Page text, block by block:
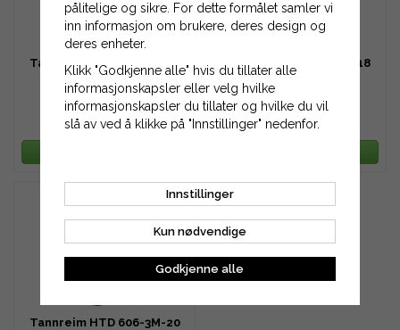
Tannreim HTD 606-3M-16
354 kr
Tannreim HTD 606-3M-18
398 kr
LEGG TIL HANDLEKURV
Tannreim HTD 606-3M-20
pålitelige og sikre. For dette formålet samler vi
inn informasjon om brukere, deres design og
deres enheter.
Klikk "Godkjenne alle" hvis du tillater alle
informasjonskapsler eller velg hvilke
informasjonskapsler du tillater og hvilke du vil
slå av ved å klikke på "Innstillinger" nedenfor.
Innstillinger
Kun nødvendige
Godkjenne alle